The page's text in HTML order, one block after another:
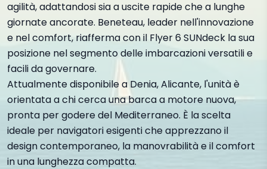
agilità, adattandosi sia a uscite rapide che a lunghe
giornate ancorate. Beneteau, leader nell'innovazione
e nel comfort, riafferma con il Flyer 6 SUNdeck la sua
posizione nel segmento delle imbarcazioni versatili e
facili da governare.
Attualmente disponibile a Denia, Alicante, l'unità è
orientata a chi cerca una barca a motore nuova,
pronta per godere del Mediterraneo. È la scelta
ideale per navigatori esigenti che apprezzano il
design contemporaneo, la manovrabilità e il comfort
in una lunghezza compatta.